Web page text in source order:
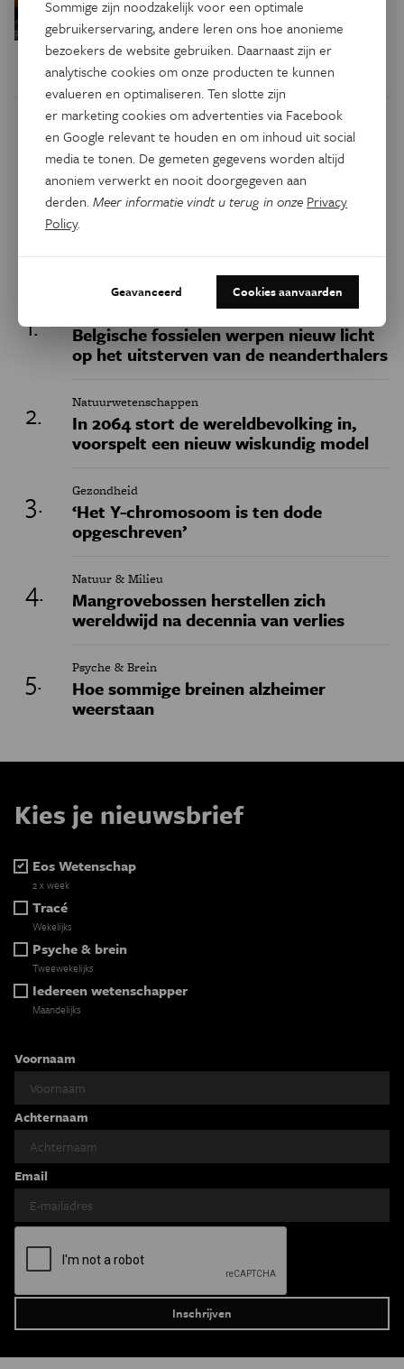
in de hersenen moeten zoeken
Dit artikel delen op:
Facebook Twitter Linkedin
Belgische fossielen werpen nieuw licht
op het uitsterven van de neanderthalers
Natuurwetenschappen
In 2064 stort de wereldbevolking in,
voorspelt een nieuw wiskundig model
Gezondheid
‘Het Y-chromosoom is ten dode
opgeschreven’
Natuur & Milieu
Mangrovebossen herstellen zich
wereldwijd na decennia van verlies
Psyche & Brein
Hoe sommige breinen alzheimer
weerstaan
Kies je nieuwsbrief
Eos Wetenschap
2 x week
Tracé
Wekelijks
Psyche & brein
Tweewekelijks
Iedereen wetenschapper
Maandelijks
Voornaam
Achternaam
Email
Sommige zijn noodzakelijk voor een optimale
gebruikerservaring, andere leren ons hoe anonieme
bezoekers de website gebruiken. Daarnaast zijn er
analytische cookies om onze producten te kunnen
evalueren en optimaliseren. Ten slotte zijn
er marketing cookies om advertenties via Facebook
en Google relevant te houden en om inhoud uit social
media te tonen. De gemeten gegevens worden altijd
anoniem verwerkt en nooit doorgegeven aan
derden.Meer informatie vindt u terug in onze Privacy
Policy.
Geavanceerd Cookies aanvaarden